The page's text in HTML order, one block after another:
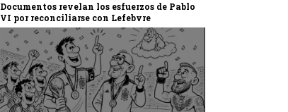
Documentos revelan los esfuerzos de Pablo
VI por reconciliarse con Lefebvre